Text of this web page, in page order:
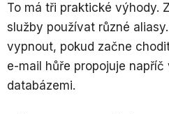
To má tři praktické výhody.
služby používat různé
vypnout, pokud začne
e-mail hůře propojuje
databázemi.